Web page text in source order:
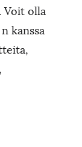
olla
kanssa